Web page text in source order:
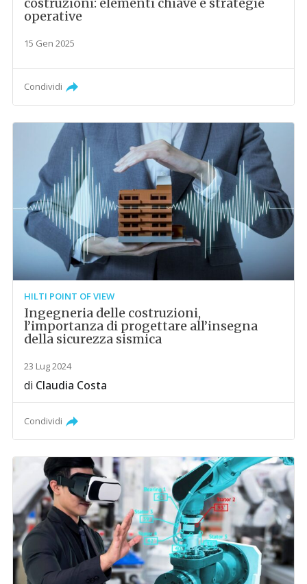
operative
15 Gen 2025
Condividi
HILTI POINT OF VIEW
Ingegneria delle costruzioni,
l’importanza di progettare all’insegna
della sicurezza sismica
23 Lug 2024
di Claudia Costa
Condividi